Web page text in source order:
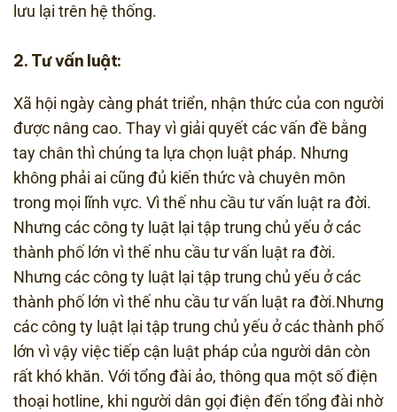
lưu lại trên hệ thống.
2. Tư vấn luật:
Xã hội ngày càng phát triển, nhận thức của con người
được nâng cao. Thay vì giải quyết các vấn đề bằng
tay chân thì chúng ta lựa chọn luật pháp. Nhưng
không phải ai cũng đủ kiến thức và chuyên môn
trong mọi lĩnh vực. Vì thế nhu cầu tư vấn luật ra đời.
Nhưng các công ty luật lại tập trung chủ yếu ở các
thành phố lớn vì thế nhu cầu tư vấn luật ra đời.
Nhưng các công ty luật lại tập trung chủ yếu ở các
thành phố lớn vì thế nhu cầu tư vấn luật ra đời.Nhưng
các công ty luật lại tập trung chủ yếu ở các thành phố
lớn vì vậy việc tiếp cận luật pháp của người dân còn
rất khó khăn. Với tổng đài ảo, thông qua một số điện
thoại hotline, khi người dân gọi điện đến tổng đài nhờ